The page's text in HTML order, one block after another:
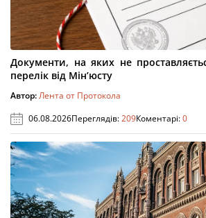
Документи, на яких не
перелік від Мін’юсту
Автор:Лента от Протокола
06.08.2026Переглядів:209Коментарі:0